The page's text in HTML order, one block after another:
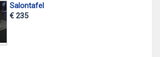
Salontafel
€ 235